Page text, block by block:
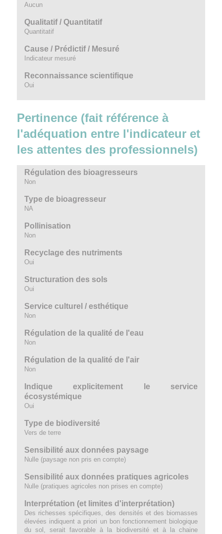
Aucun
Qualitatif / Quantitatif
Quantitatif
Cause / Prédictif / Mesuré
Indicateur mesuré
Reconnaissance scientifique
Oui
Pertinence (fait référence à
l'adéquation entre l'indicateur et
les attentes des professionnels)
Régulation des bioagresseurs
Non
Type de bioagresseur
NA
Pollinisation
Non
Recyclage des nutriments
Oui
Structuration des sols
Oui
Service culturel / esthétique
Non
Régulation de la qualité de l'eau
Non
Régulation de la qualité de l'air
Non
Indique explicitement le service
écosystémique
Oui
Type de biodiversité
Vers de terre
Sensibilité aux données paysage
Nulle (paysage non pris en compte)
Sensibilité aux données pratiques agricoles
Nulle (pratiques agricoles non prises en compte)
Interprétation (et limites d'interprétation)
Des richesses spécifiques, des densités et des biomasses
élevées indiquent a priori un bon fonctionnement biologique
du sol, serait favorable à la biodiversité et à la chaine